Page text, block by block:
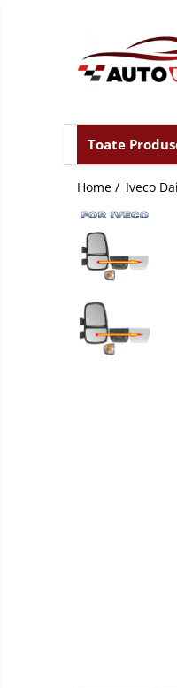
Toate Produsele
Iveco Daily IV an 2006-2011
Iveco Daily V an 2011-2014
Iveco Daily VI an dupa-2014
Toate
Home / Iveco